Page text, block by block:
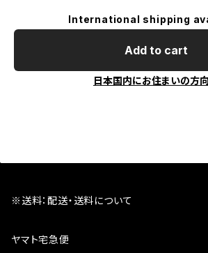
International shipping
Add to cart
日本国内にお住まいの方
※送料：配送・送料について
ヤマト宅急便